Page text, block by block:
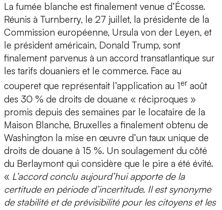
La fumée blanche est finalement venue d’Écosse.
Réunis à Turnberry, le 27 juillet, la présidente de la
Commission européenne, Ursula von der Leyen, et
le président américain, Donald Trump, sont
finalement parvenus à un accord transatlantique sur
les tarifs douaniers et le commerce. Face au
couperet que représentait l’application au 1er août
des 30 % de droits de douane « réciproques »
promis depuis des semaines par le locataire de la
Maison Blanche, Bruxelles a finalement obtenu de
Washington la mise en œuvre d’un taux unique de
droits de douane à 15 %. Un soulagement du côté
du Berlaymont qui considère que le pire a été évité.
« L’accord conclu aujourd’hui apporte de la
certitude en période d’incertitude. Il est synonyme
de stabilité et de prévisibilité pour les citoyens et les